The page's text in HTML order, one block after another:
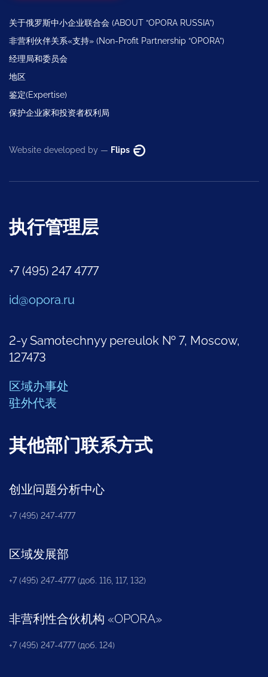
关于俄罗斯中小企业联合会 (ABOUT “OPORA RUSSIA”)
非营利伙伴关系«支持» (Non-Profit Partnership “OPORA”)
经理局和委员会
地区
鉴定(Expertise)
保护企业家和投资者权利局
Website developed by — Flips
执行管理层
+7 (495) 247 4777
id@opora.ru
2-y Samotechnyy pereulok № 7, Moscow,
127473
区域办事处
驻外代表
其他部门联系方式
创业问题分析中心
+7 (495) 247-4777
区域发展部
+7 (495) 247-4777 (доб. 116, 117, 132)
非营利性合伙机构 «OPORA»
+7 (495) 247-4777 (доб. 124)